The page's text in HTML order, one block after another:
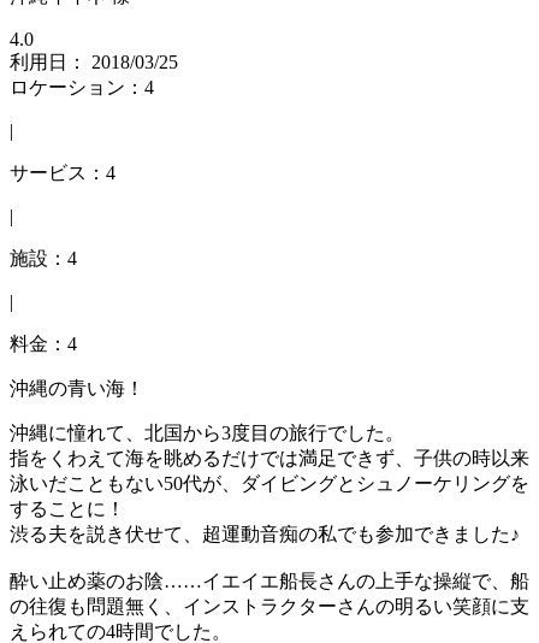
4.0
利用日： 2018/03/25
ロケーション：4
|
サービス：4
|
施設：4
|
料金：4
沖縄の青い海！
沖縄に憧れて、北国から3度目の旅行でした。
指をくわえて海を眺めるだけでは満足できず、子供の時以来
泳いだこともない50代が、ダイビングとシュノーケリングを
することに！
渋る夫を説き伏せて、超運動音痴の私でも参加できました♪
酔い止め薬のお陰……イエイエ船長さんの上手な操縦で、船
の往復も問題無く、インストラクターさんの明るい笑顔に支
えられての4時間でした。